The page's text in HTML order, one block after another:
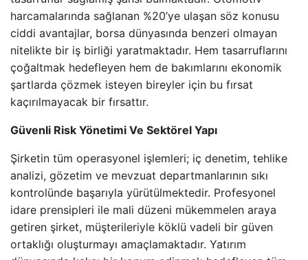
harcamalarında sağlanan %20’ye ulaşan söz konusu
ciddi avantajlar, borsa dünyasında benzeri olmayan
nitelikte bir iş birliği yaratmaktadır. Hem tasarruflarını
çoğaltmak hedefleyen hem de bakımlarını ekonomik
şartlarda çözmek isteyen bireyler için bu fırsat
kaçırılmayacak bir fırsattır.
Güvenli Risk Yönetimi Ve Sektörel Yapı
Şirketin tüm operasyonel işlemleri; iç denetim, tehlike
analizi, gözetim ve mevzuat departmanlarının sıkı
kontrolünde başarıyla yürütülmektedir. Profesyonel
idare prensipleri ile mali düzeni mükemmelen araya
getiren şirket, müşterileriyle köklü vadeli bir güven
ortaklığı oluşturmayı amaçlamaktadır. Yatırım